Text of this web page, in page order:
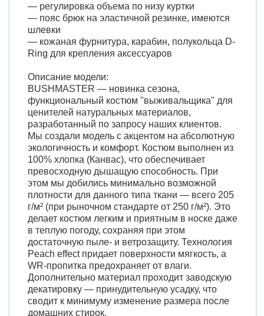
— регулировка объема по низу куртки
— пояс брюк на эластичной резинке, имеются
шлевки
— кожаная фурнитура, карабин, полукольца D-
Ring для крепления аксессуаров
Описание модели:
BUSHMASTER — новинка сезона,
функциональный костюм "выживальщика" для
ценителей натуральных материалов,
разработанный по запросу наших клиентов.
Мы создали модель с акцентом на абсолютную
экологичность и комфорт. Костюм выполнен из
100% хлопка (Канвас), что обеспечивает
превосходную дышащую способность. При
этом мы добились минимально возможной
плотности для данного типа ткани — всего 205
г/м² (при рыночном стандарте от 250 г/м²). Это
делает костюм легким и приятным в носке даже
в теплую погоду, сохраняя при этом
достаточную пыле- и ветрозащиту. Технология
Peach effect придает поверхности мягкость, а
WR-пропитка предохраняет от влаги.
Дополнительно материал проходит заводскую
декатировку — принудительную усадку, что
сводит к минимуму изменение размера после
домашних стирок.